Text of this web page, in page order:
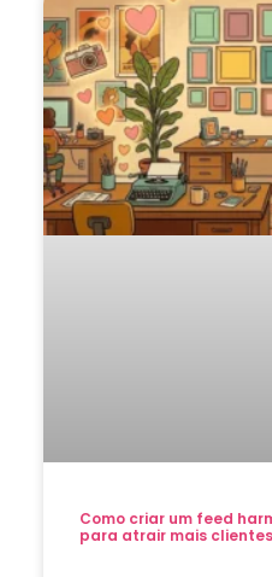
Como criar um feed
para atrair mais